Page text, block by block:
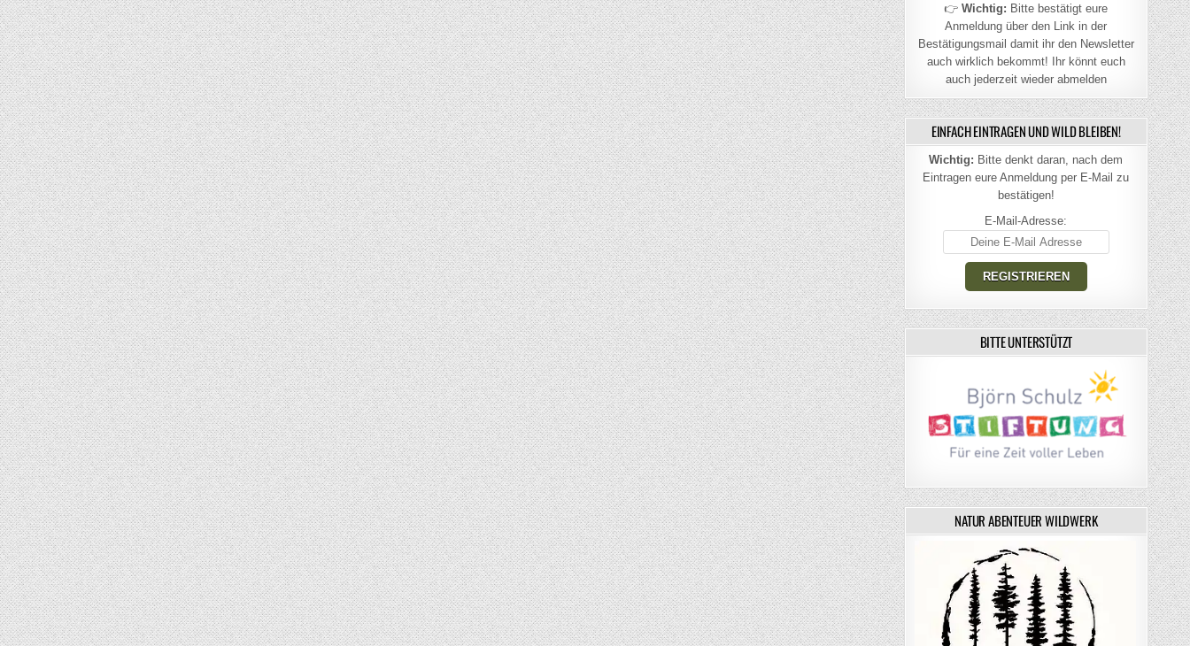
👉Wichtig: Bitte bestätigt eure
Anmeldung über den Link in der
Bestätigungsmail damit ihr den Newsletter
auch wirklich bekommt! Ihr könnt euch
auch jederzeit wieder abmelden
EINFACH EINTRAGEN UND WILD BLEIBEN!
Wichtig: Bitte denkt daran, nach dem
Eintragen eure Anmeldung per E-Mail zu
bestätigen!
E-Mail-Adresse:
BITTE UNTERSTÜTZT
NATUR ABENTEUER WILDWERK